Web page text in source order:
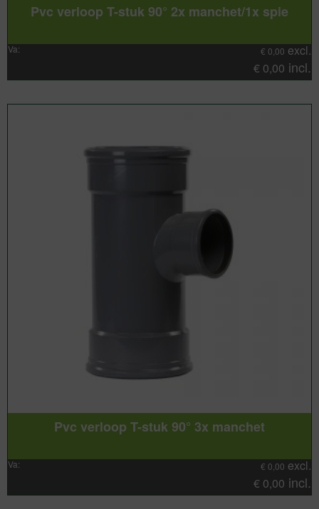
Pvc verloop T-stuk 90° 2x manchet/1x spie
Va: € 0,00 excl.
€ 0,00 incl.
Pvc verloop T-stuk 90° 3x manchet
Va: € 0,00 excl.
€ 0,00 incl.